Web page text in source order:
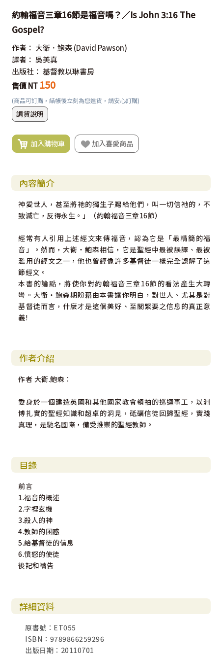
約翰福音三章16節是福音嗎？／Is John 3:16 The
Gospel?
作者： 大衛．鮑森 (David Pawson)
譯者： 吳美真
出版社： 基督教以琳書房
售價 NT 150
(商品可訂購，結帳後立刻為您進貨，請安心訂購)
調貨說明
加入購物車 加入喜愛商品
內容簡介
神愛世人，甚至將祂的獨生子賜給他們，叫一切信祂的，不
致滅亡，反得永生。」（約翰福音三章16節）
經常有人引用上述經文來傳福音，認為它是「最精簡的福
音」。然而，大衛‧鮑森相信，它是聖經中最被誤譯、最被
濫用的經文之一，他也曾經像許多基督徒一樣完全誤解了這
節經文。
本書的論點，將使你對約翰福音三章16節的看法產生大轉
彎。大衛‧鮑森期盼藉由本書讓你明白，對世人、尤其是對
基督徒而言，什麼才是這個美好、至關緊要之信息的真正意
義!
作者介紹
作者 大衛.鮑森：
委身於一個建造英國和其他國家教會領袖的巡迴事工，以淵
博扎實的聖經知識和超卓的洞見，砥礪信徒回歸聖經，實踐
真理，是馳名國際，備受推崇的聖經教師。
目錄
前言
1.福音的概述
2.字裡玄機
3.殺人的神
4.教師的困惑
5.給基督徒的信息
6.憤怒的使徒
後記和禱告
詳細資料
原書號：ET055
ISBN：9789866259296
出版日期：20110701